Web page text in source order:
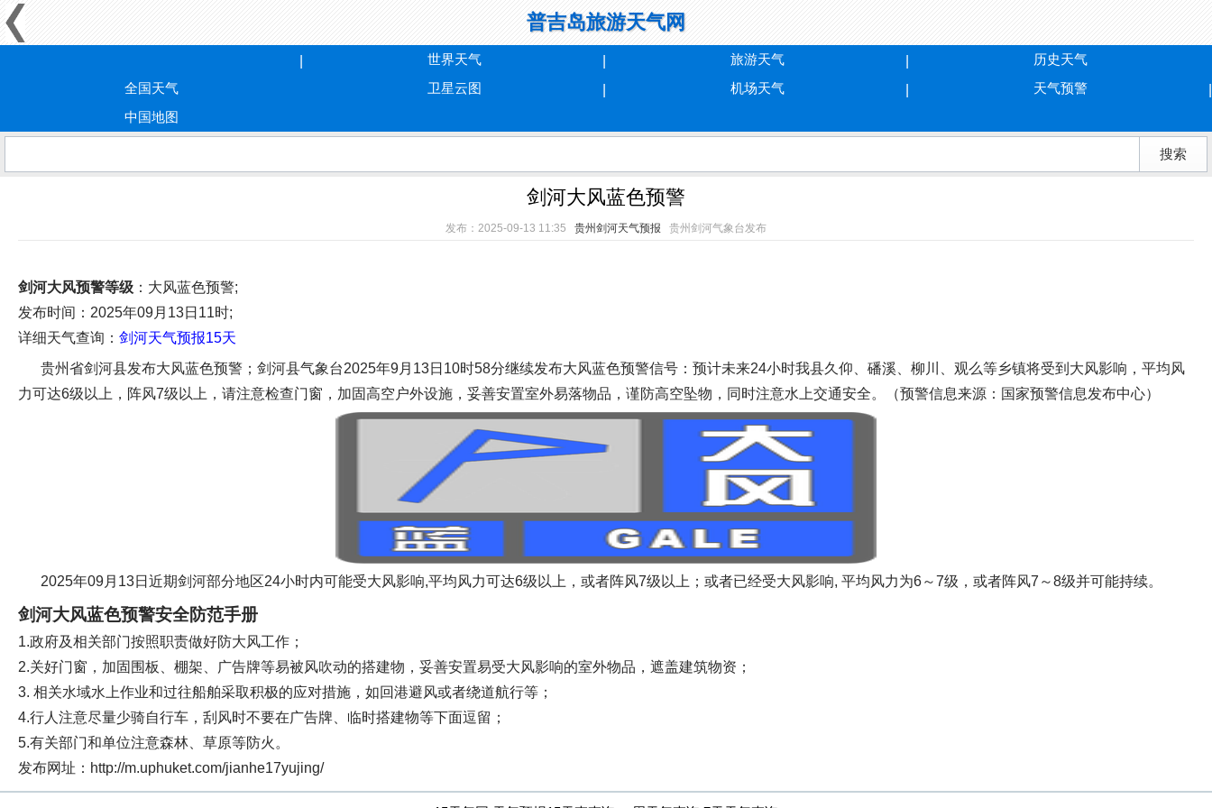
普吉岛旅游天气网
全国天气
世界天气 旅游天气
历史天气
卫星云图
机场天气
天气预警
中国地图
剑河大风蓝色预警
发布：2025-09-13 11:35 贵州剑河天气预报 贵州剑河气象台发布
剑河大风预警等级 ：大风蓝色预警;
发布时间 ：2025年09月13日11时;
详细天气查询：剑河天气预报15天
贵州省剑河县发布大风蓝色预警；剑河县气象台2025年9月13日10时58分继续发布大风蓝色预警信号：预计未来24小时我县久仰、磻溪、柳川、观么等乡镇将受到大风影响，平均风
力可达6级以上，阵风7级以上，请注意检查门窗，加固高空户外设施，妥善安置室外易落物品，谨防高空坠物，同时注意水上交通安全。（预警信息来源：国家预警信息发布中心）
2025年09月13日近期剑河部分地区24小时内可能受大风影响,平均风力可达6级以上，或者阵风7级以上；或者已经受大风影响, 平均风力为6～7级，或者阵风7～8级并可能持续。
剑河大风蓝色预警安全防范手册
1.政府及相关部门按照职责做好防大风工作；
2.关好门窗，加固围板、棚架、广告牌等易被风吹动的搭建物，妥善安置易受大风影响的室外物品，遮盖建筑物资；
3. 相关水域水上作业和过往船舶采取积极的应对措施，如回港避风或者绕道航行等；
4.行人注意尽量少骑自行车，刮风时不要在广告牌、临时搭建物等下面逗留；
5.有关部门和单位注意森林、草原等防火。
发布网址：http://m.uphuket.com/jianhe17yujing/